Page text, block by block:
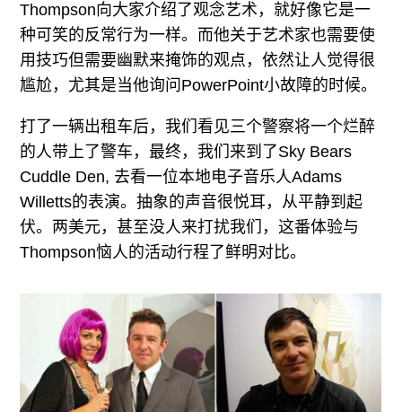
Thompson向大家介绍了观念艺术，就好像它是一
种可笑的反常行为一样。而他关于艺术家也需要使
用技巧但需要幽默来掩饰的观点，依然让人觉得很
尴尬，尤其是当他询问PowerPoint小故障的时候。
打了一辆出租车后，我们看见三个警察将一个烂醉
的人带上了警车，最终，我们来到了Sky Bears
Cuddle Den, 去看一位本地电子音乐人Adams
Willetts的表演。抽象的声音很悦耳，从平静到起
伏。两美元，甚至没人来打扰我们，这番体验与
Thompson恼人的活动行程了鲜明对比。